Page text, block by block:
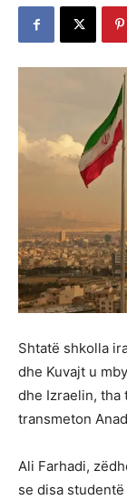
Shtatë shkolla
dhe Kuvajt u
dhe Izraelin, tha
transmeton
Ali Farhadi,
se disa